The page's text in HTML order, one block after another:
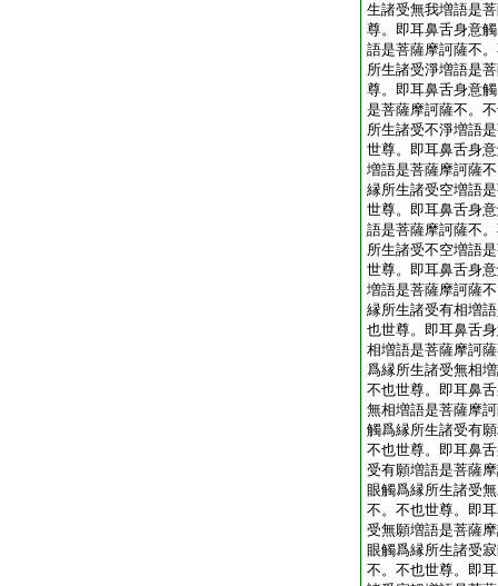
生諸受無我増語是
尊。即耳鼻舌身意
語是菩薩摩訶薩不
所生諸受淨増語是
尊。即耳鼻舌身意
是菩薩摩訶薩不。
所生諸受不淨増語
世尊。即耳鼻舌身
増語是菩薩摩訶薩
縁所生諸受空増語
世尊。即耳鼻舌身
語是菩薩摩訶薩不
所生諸受不空増語
世尊。即耳鼻舌身
増語是菩薩摩訶薩
縁所生諸受有相増
也世尊。即耳鼻舌
相増語是菩薩摩訶
爲縁所生諸受無相
不也世尊。即耳鼻
無相増語是菩薩摩
觸爲縁所生諸受有
不也世尊。即耳鼻
受有願増語是菩薩
眼觸爲縁所生諸受
不。不也世尊。即
受無願増語是菩薩
眼觸爲縁所生諸受
不。不也世尊。即